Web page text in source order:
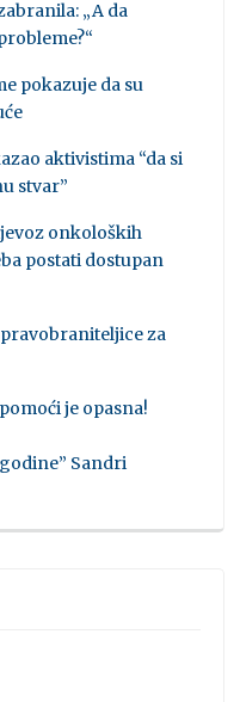
„A da
pokazuje da su
aktivistima “da si
stvar”
onkoloških
postati dostupan
za
je opasna!
Sandri